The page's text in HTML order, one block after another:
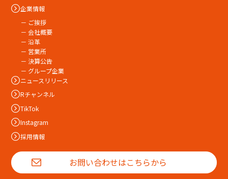
企業情報
－ ご挨拶
－ 会社概要
－ 沿革
－ 営業所
－ 決算公告
－ グループ企業
ニュースリリース
Rチャンネル
TikTok
Instagram
採用情報
お問い合わせはこちらから